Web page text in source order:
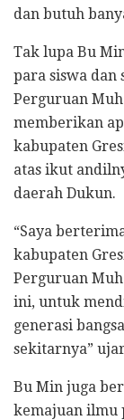
dan butuh
Tak lupa Bu
para siswa
Perguruan
memberikan
kabupaten
atas ikut
daerah Dukun.
“Saya
kabupaten
Perguruan
ini, untuk
generasi
sekitarnya”
Bu Min juga
kemajuan ilmu